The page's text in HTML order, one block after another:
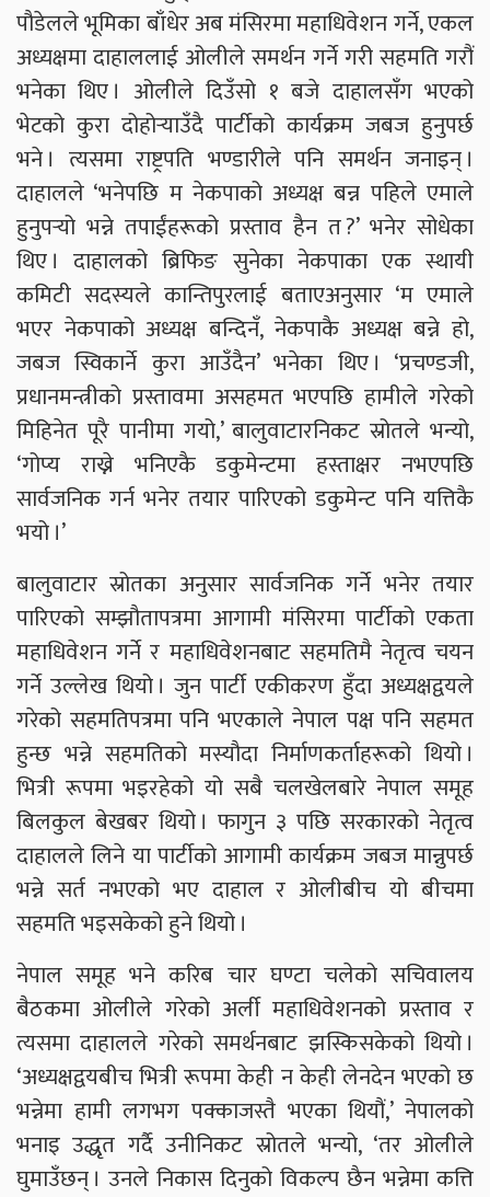
पौडेलले भूमिका बाँधेर अब मंसिरमा महाधिवेशन गर्ने, एकल
अध्यक्षमा दाहाललाई ओलीले समर्थन गर्ने गरी सहमति गरौं
भनेका थिए । ओलीले दिउँसो १ बजे दाहालसँग भएको
भेटको कुरा दोहोर्‍याउँदै पार्टीको कार्यक्रम जबज हुनुपर्छ
भने । त्यसमा राष्ट्रपति भण्डारीले पनि समर्थन जनाइन् ।
दाहालले ‘भनेपछि म नेकपाको अध्यक्ष बन्न पहिले एमाले
हुनुपर्‍यो भन्ने तपाईंहरूको प्रस्ताव हैन त ?’ भनेर सोधेका
थिए । दाहालको ब्रिफिङ सुनेका नेकपाका एक स्थायी
कमिटी सदस्यले कान्तिपुरलाई बताएअनुसार ‘म एमाले
भएर नेकपाको अध्यक्ष बन्दिनँ, नेकपाकै अध्यक्ष बन्ने हो,
जबज स्विकार्ने कुरा आउँदैन’ भनेका थिए । ‘प्रचण्डजी,
प्रधानमन्त्रीको प्रस्तावमा असहमत भएपछि हामीले गरेको
मिहिनेत पूरै पानीमा गयो,’ बालुवाटारनिकट स्रोतले भन्यो,
‘गोप्य राख्ने भनिएकै डकुमेन्टमा हस्ताक्षर नभएपछि
सार्वजनिक गर्न भनेर तयार पारिएको डकुमेन्ट पनि यत्तिकै
भयो ।’
बालुवाटार स्रोतका अनुसार सार्वजनिक गर्ने भनेर तयार
पारिएको सम्झौतापत्रमा आगामी मंसिरमा पार्टीको एकता
महाधिवेशन गर्ने र महाधिवेशनबाट सहमतिमै नेतृत्व चयन
गर्ने उल्लेख थियो । जुन पार्टी एकीकरण हुँदा अध्यक्षद्वयले
गरेको सहमतिपत्रमा पनि भएकाले नेपाल पक्ष पनि सहमत
हुन्छ भन्ने सहमतिको मस्यौदा निर्माणकर्ताहरूको थियो ।
भित्री रूपमा भइरहेको यो सबै चलखेलबारे नेपाल समूह
बिलकुल बेखबर थियो । फागुन ३ पछि सरकारको नेतृत्व
दाहालले लिने या पार्टीको आगामी कार्यक्रम जबज मान्नुपर्छ
भन्ने सर्त नभएको भए दाहाल र ओलीबीच यो बीचमा
सहमति भइसकेको हुने थियो ।
नेपाल समूह भने करिब चार घण्टा चलेको सचिवालय
बैठकमा ओलीले गरेको अर्ली महाधिवेशनको प्रस्ताव र
त्यसमा दाहालले गरेको समर्थनबाट झस्किसकेको थियो ।
‘अध्यक्षद्वयबीच भित्री रूपमा केही न केही लेनदेन भएको छ
भन्नेमा हामी लगभग पक्काजस्तै भएका थियौं,’ नेपालको
भनाइ उद्धृत गर्दै उनीनिकट स्रोतले भन्यो, ‘तर ओलीले
घुमाउँछन् । उनले निकास दिनुको विकल्प छैन भन्नेमा कत्ति